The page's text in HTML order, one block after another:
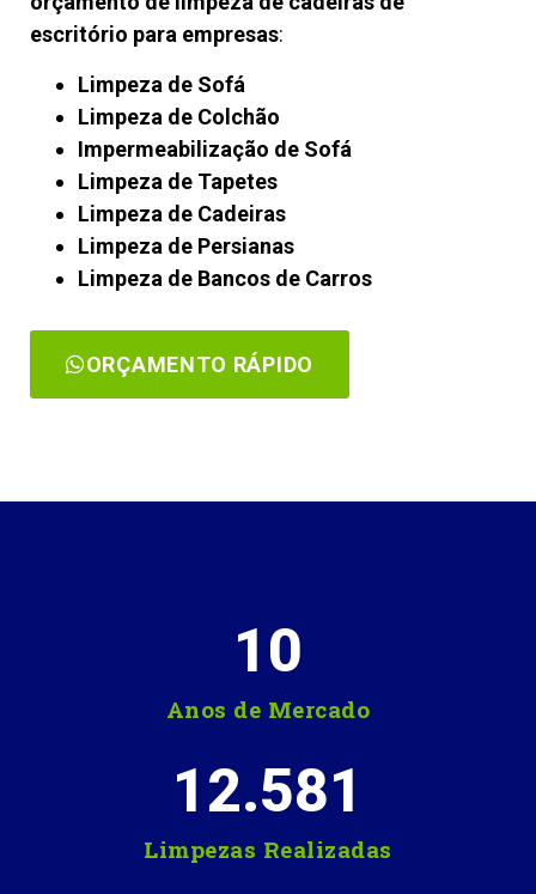
escritório para empresas:
Limpeza de Sofá
Limpeza de Colchão
Impermeabilização de Sofá
Limpeza de Tapetes
Limpeza de Cadeiras
Limpeza de Persianas
Limpeza de Bancos de Carros
ORÇAMENTO RÁPIDO
Anos de Mercado
10
Limpezas Realizadas
12.581